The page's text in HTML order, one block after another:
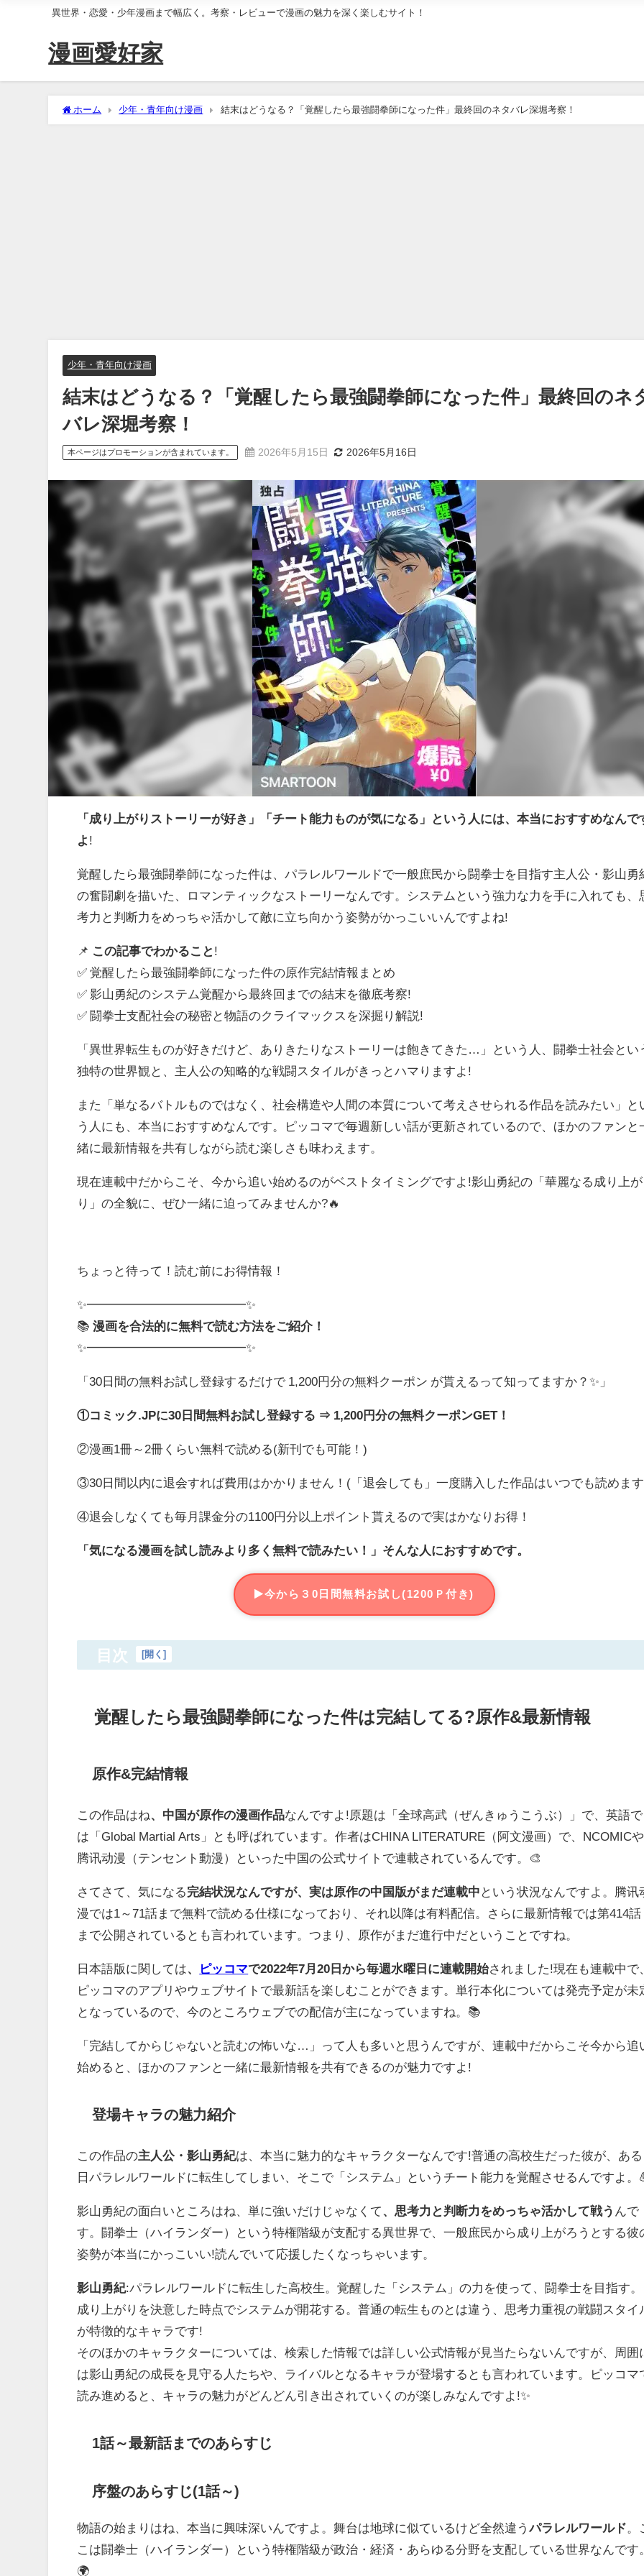
異世界・恋愛・少年漫画まで幅広く。考察・レビューで漫画の魅力を深く楽しむサイト！
漫画愛好家
ホーム 少年・青年向け漫画 結末はどうなる？「覚醒したら最強闘拳師になった件」最終回のネタバレ深堀考察！
少年・青年向け漫画
結末はどうなる？「覚醒したら最強闘拳師になった件」最終回のネ
バレ深堀考察！
本ページはプロモーションが含まれています。 2026年5月15日 2026年5月16日
「成り上がりストーリーが好き」「チート能力ものが気になる」という人には、本当におすすめなんで
よ !
覚醒したら最強闘拳師になった件は、パラレルワールドで一般庶民から闘拳士を目指す主人公・影山勇
の奮闘劇を描いた、ロマンティックなストーリーなんです。システムという強力な力を手に入れても、
考力と判断力をめっちゃ活かして敵に立ち向かう姿勢がかっこいいんですよね!
📌 この記事でわかること !
✅ 覚醒したら最強闘拳師になった件の原作完結情報まとめ
✅ 影山勇紀のシステム覚醒から最終回までの結末を徹底考察!
✅ 闘拳士支配社会の秘密と物語のクライマックスを深掘り解説!
「異世界転生ものが好きだけど、ありきたりなストーリーは飽きてきた…」という人、闘拳士社会とい
独特の世界観と、主人公の知略的な戦闘スタイルがきっとハマりますよ!
また「単なるバトルものではなく、社会構造や人間の本質について考えさせられる作品を読みたい」と
う人にも、本当におすすめなんです。ピッコマで毎週新しい話が更新されているので、ほかのファンと
緒に最新情報を共有しながら読む楽しさも味わえます。
現在連載中だからこそ、今から追い始めるのがベストタイミングですよ!影山勇紀の「華麗なる成り上が
り」の全貌に、ぜひ一緒に迫ってみませんか?🔥
ちょっと待って！読む前にお得情報！
✨━━━━━━━━━━━━━✨
📚漫画を合法的に無料で読む方法をご紹介！
✨━━━━━━━━━━━━━✨
「30日間の無料お試し登録するだけで 1,200円分の無料クーポン が貰えるって知ってますか？✨」
①コミック.JPに30日間無料お試し登録する ⇒ 1,200円分の無料クーポンGET！
②漫画1冊～2冊くらい無料で読める(新刊でも可能！)
③30日間以内に退会すれば費用はかかりません！(「退会しても」一度購入した作品はいつでも読めま
④退会しなくても毎月課金分の1100円分以上ポイント貰えるので実はかなりお得！
「気になる漫画を試し読みより多く無料で読みたい！」そんな人におすすめです。
今から３0日間無料お試し(1200Ｐ付き)
目次 [開く]
覚醒したら最強闘拳師になった件は完結してる?原作&最新情報
原作&完結情報
この作品はね、中国が原作の漫画作品なんですよ!原題は「全球高武（ぜんきゅうこうぶ）」で、英語で
は「Global Martial Arts」とも呼ばれています。作者はCHINA LITERATURE（阿文漫画）で、NCOMICや
腾讯动漫（テンセント動漫）といった中国の公式サイトで連載されているんです。🎨
さてさて、気になる完結状況なんですが、実は原作の中国版がまだ連載中 という状況なんですよ。腾讯
漫では1～71話まで無料で読める仕様になっており、それ以降は有料配信。さらに最新情報では第414話
まで公開されているとも言われています。つまり、原作がまだ進行中だということですね。
日本語版に関しては、 ピッコマで2022年7月20日から毎週水曜日に連載開始されました!現在も連載中で
ピッコマのアプリやウェブサイトで最新話を楽しむことができます。単行本化については発売予定が未
となっているので、今のところウェブでの配信が主になっていますね。📚
「完結してからじゃないと読むの怖いな…」って人も多いと思うんですが、連載中だからこそ今から追
始めると、ほかのファンと一緒に最新情報を共有できるのが魅力ですよ!
登場キャラの魅力紹介
この作品の主人公・影山勇紀は、本当に魅力的なキャラクターなんです!普通の高校生だった彼が、ある
日パラレルワールドに転生してしまい、そこで「システム」というチート能力を覚醒させるんですよ。
影山勇紀の面白いところはね、単に強いだけじゃなくて、思考力と判断力をめっちゃ活かして戦う んで
す。闘拳士（ハイランダー）という特権階級が支配する異世界で、一般庶民から成り上がろうとする彼
姿勢が本当にかっこいい!読んでいて応援したくなっちゃいます。
影山勇紀:パラレルワールドに転生した高校生。覚醒した「システム」の力を使って、闘拳士を目指す。
成り上がりを決意した時点でシステムが開花する。普通の転生ものとは違う、思考力重視の戦闘スタイ
が特徴的なキャラです!
そのほかのキャラクターについては、検索した情報では詳しい公式情報が見当たらないんですが、周囲
は影山勇紀の成長を見守る人たちや、ライバルとなるキャラが登場するとも言われています。ピッコマ
読み進めると、キャラの魅力がどんどん引き出されていくのが楽しみなんですよ!✨
1話～最新話までのあらすじ
序盤のあらすじ(1話～)
物語の始まりはね、本当に興味深いんですよ。舞台は地球に似ているけど全然違う パラレルワールド
こは闘拳士（ハイランダー）という特権階級が政治・経済・あらゆる分野を支配している世界なんです
🌍